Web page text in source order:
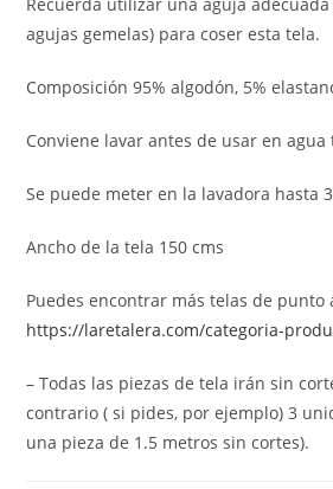
agujas gemelas) para coser esta tela.
Composición 95% algodón, 5%
Conviene lavar antes de usar en agua
Se puede meter en la lavadora hasta
Ancho de la tela 150 cms
Puedes encontrar más telas de punto
https://laretalera.com/categoria-
– Todas las piezas de tela irán sin
contrario ( si pides, por ejemplo) 3
una pieza de 1.5 metros sin cortes).